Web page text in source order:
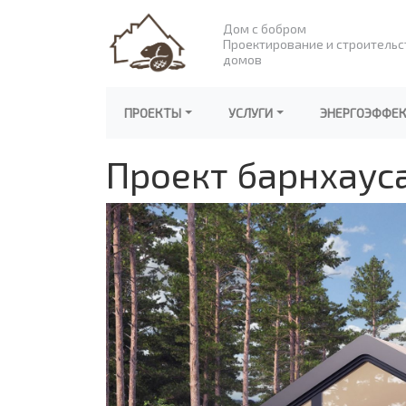
Дом с бобром
Проектирование и
домов
ПРОЕКТЫ УСЛУГИ
Проект